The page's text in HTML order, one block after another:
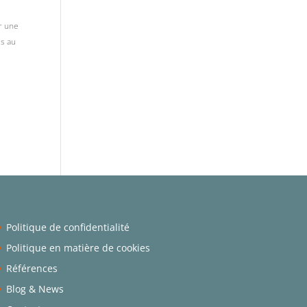
une
au
Politique de confidentialité
Politique en matière de cookies
Références
Blog & News